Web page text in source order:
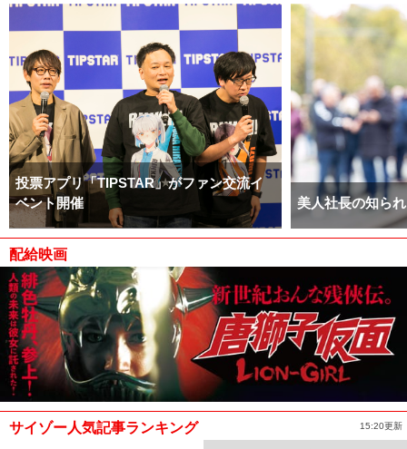
投票アプリ「TIPSTAR」がファン交流イ
ベント開催
美人社長の知ら
配給映画
サイゾー人気記事ランキング 15:20更新